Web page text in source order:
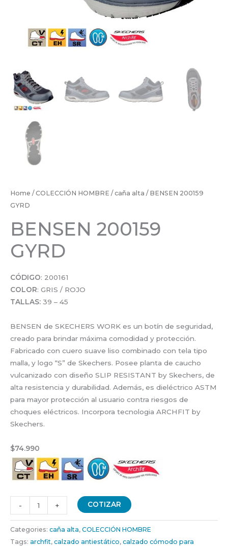
Home /COLECCIÓN HOMBRE /caña alta / BENSEN 200159
GYRD
BENSEN 200159
GYRD
CÓDIGO: 200161
COLOR: GRIS / ROJO
TALLAS: 39 – 45
BENSEN de SKECHERS WORK es un botín de seguridad,
creado para brindar máxima comodidad y protección.
Fabricado con cuero suave liso combinado con tela tipo
malla, y logo “S” de Skechers. Posee planta de caucho
vulcanizado con diseño SLIP RESISTANT by Skechers, de
alta resistencia y durabilidad. Además, es dieléctrico ASTM
para mayor protección al usuario contra riesgos de
choques eléctricos. Incorpora tecnologia ARCHFIT by
Skechers.
$74.990
- + COTIZAR
Categories: caña alta, COLECCIÓN HOMBRE
Tags: archfit, calzado antiestático, calzado cómodo para